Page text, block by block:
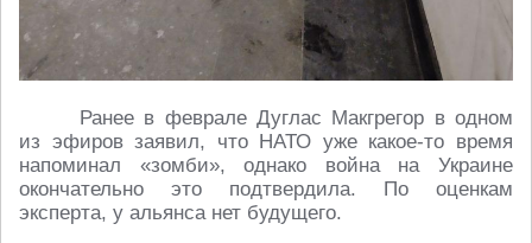
Ранее в феврале Дуглас Макгрегор в одном
из эфиров заявил, что НАТО уже какое-то время
напоминал «зомби», однако война на Украине
окончательно это подтвердила. По оценкам
эксперта, у альянса нет будущего.